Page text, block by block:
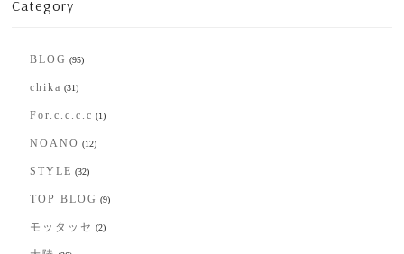
Category
BLOG (95)
chika (31)
For.c.c.c.c (1)
NOANO (12)
STYLE (32)
TOP BLOG (9)
モッタッセ (2)